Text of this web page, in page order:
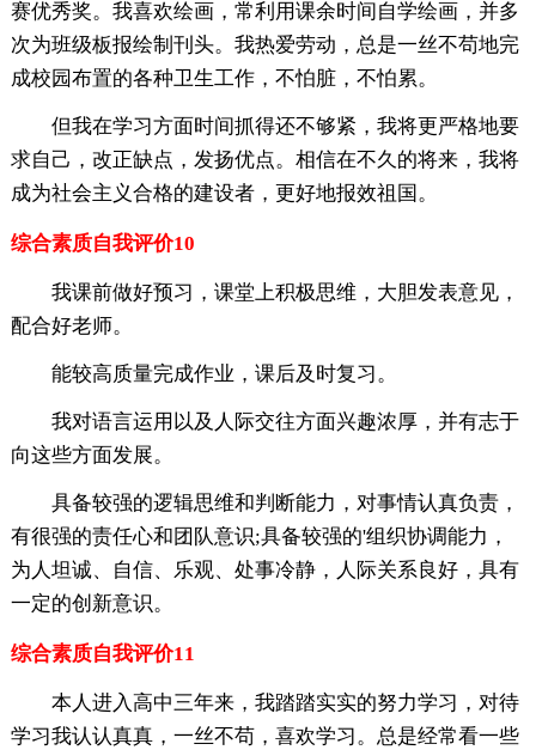
赛优秀奖。我喜欢绘画，常利用课余时间自学绘画，并多
次为班级板报绘制刊头。我热爱劳动，总是一丝不苟地完
成校园布置的各种卫生工作，不怕脏，不怕累。
但我在学习方面时间抓得还不够紧，我将更严格地要
求自己，改正缺点，发扬优点。相信在不久的将来，我将
成为社会主义合格的建设者，更好地报效祖国。
综合素质自我评价10
我课前做好预习，课堂上积极思维，大胆发表意见，
配合好老师。
能较高质量完成作业，课后及时复习。
我对语言运用以及人际交往方面兴趣浓厚，并有志于
向这些方面发展。
具备较强的逻辑思维和判断能力，对事情认真负责，
有很强的责任心和团队意识;具备较强的'组织协调能力，
为人坦诚、自信、乐观、处事冷静，人际关系良好，具有
一定的创新意识。
综合素质自我评价11
本人进入高中三年来，我踏踏实实的努力学习，对待
学习我认认真真，一丝不苟，喜欢学习。总是经常看一些